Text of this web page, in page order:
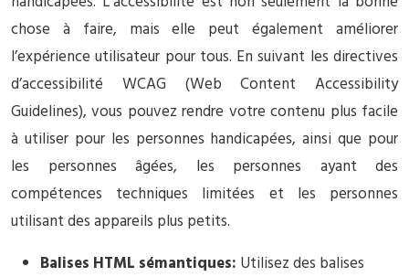
chose à faire, mais elle peut également améliorer
l’expérience utilisateur pour tous. En suivant les directives
d’accessibilité WCAG (Web Content Accessibility
Guidelines), vous pouvez rendre votre contenu plus facile
à utiliser pour les personnes handicapées, ainsi que pour
les personnes âgées, les personnes ayant des
compétences techniques limitées et les personnes
utilisant des appareils plus petits.
Balises HTML sémantiques: Utilisez des balises